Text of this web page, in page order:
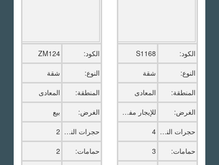
الكود:
S1168
النوع:
شقة
المنطقة:
المعادى
الغرض:
للإيجار مفروش
حجرات النوم: 4
حمامات:
3
الكود:
ZM124
النوع:
شقة
المنطقة:
المعادى
الغرض:
بيع
حجرات النوم: 2
حمامات:
2